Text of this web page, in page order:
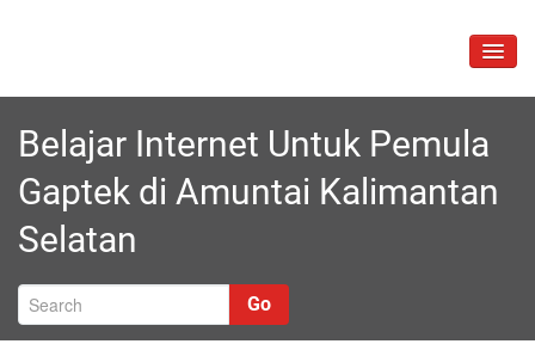
Belajar Internet Untuk Pemula
Gaptek di Amuntai Kalimantan
Selatan
Go